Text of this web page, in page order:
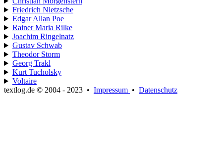
Friedrich Nietzsche
Edgar Allan Poe
Rainer Maria Rilke
Joachim Ringelnatz
Gustav Schwab
Theodor Storm
Georg Trakl
Kurt Tucholsky
Voltaire
textlog.de © 2004 - 2023 • Impressum • Datenschutz